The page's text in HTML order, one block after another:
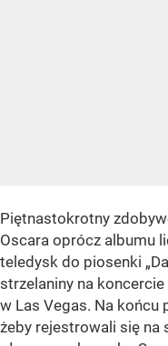
Piętnastokrotny
Oscara oprócz albumu
teledysk do piosenki
strzelaniny na
w Las Vegas. Na końcu
żeby rejestrowali się na